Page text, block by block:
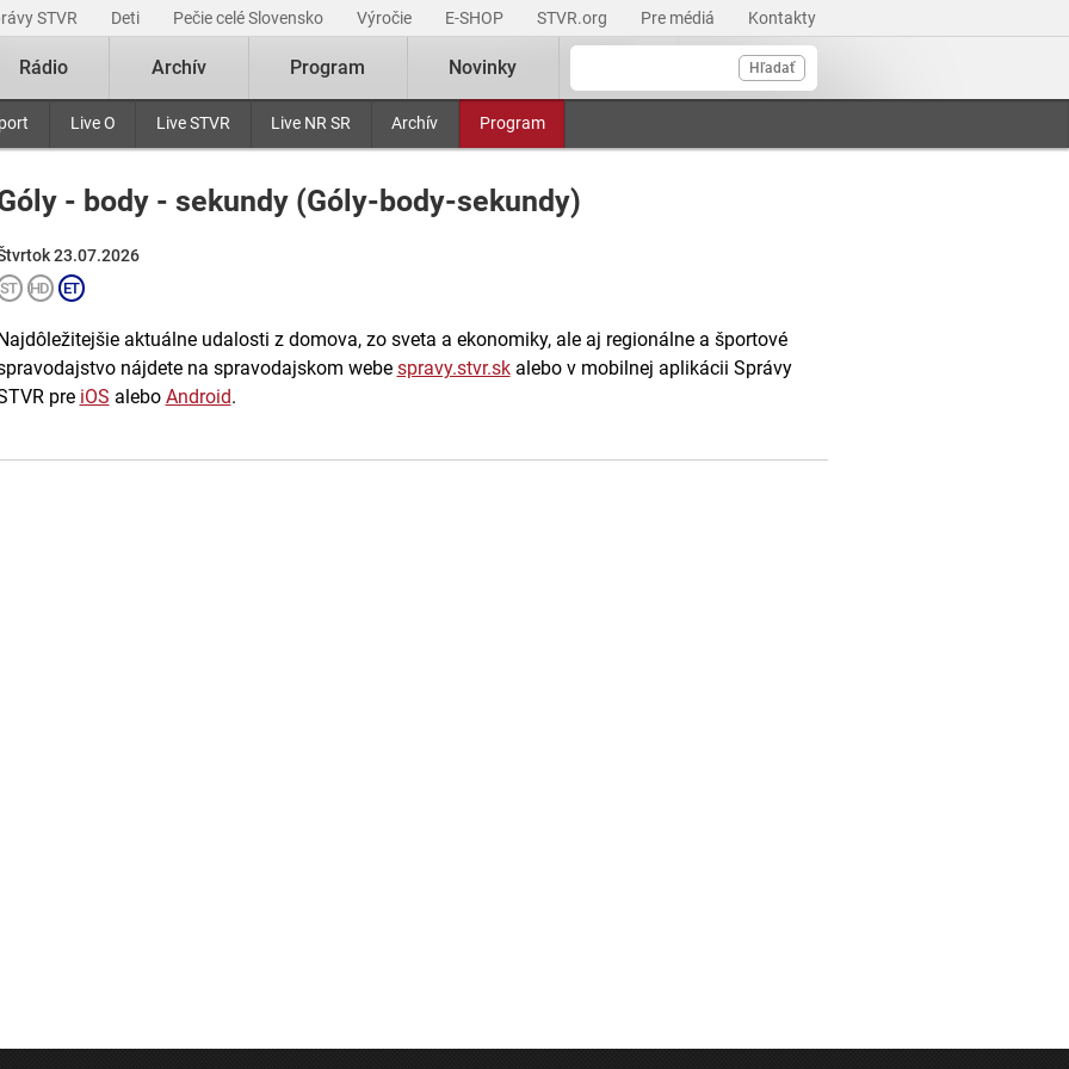
STVR Deti Pečie celé Slovensko Výročie E-SHOP STVR.org Pre médiá Kontakty
Hľadať
Live O Live STVR Live NR SR Archív Program
Rádio Archív Program Novinky
- body - sekundy (Góly-body-sekundy)
23.07.2026
aktuálne udalosti z domova, zo sveta a ekonomiky, ale aj regionálne a športové
nájdete na spravodajskom webe spravy.stvr.skalebo v mobilnej aplikácii Správy
pre iOS alebo Android.